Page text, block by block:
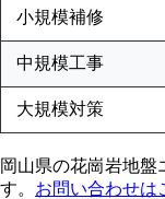
小規模補修
中規模工事
大規模対策
岡山県の花崗岩地
す。 お問い合わせは